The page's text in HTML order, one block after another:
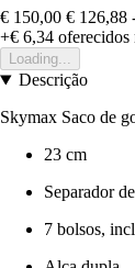
€ 150,00 € 126,88
+€ 6,34 oferecidos
Loading...
Descrição
Skymax Saco de
23 cm
Separador
7 bolsos,